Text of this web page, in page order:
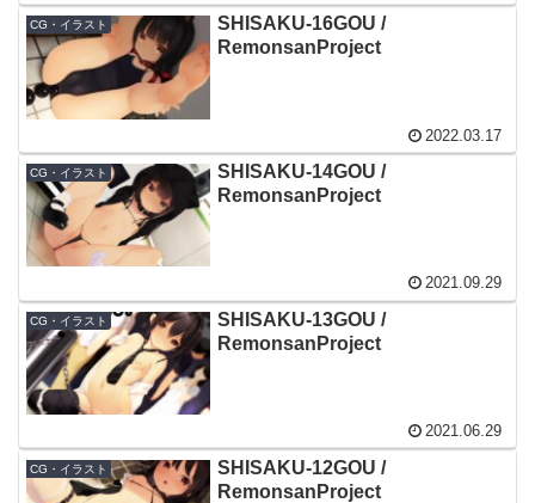
CG・イラスト
SHISAKU-16GOU /
RemonsanProject
2022.03.17
CG・イラスト
SHISAKU-14GOU /
RemonsanProject
2021.09.29
CG・イラスト
SHISAKU-13GOU /
RemonsanProject
2021.06.29
CG・イラスト
SHISAKU-12GOU /
RemonsanProject